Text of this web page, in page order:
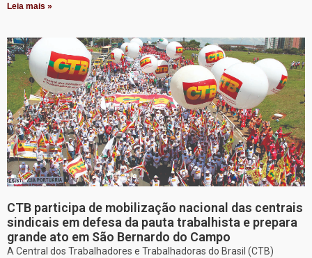
Leia mais »
CTB participa de mobilização nacional das centrais
sindicais em defesa da pauta trabalhista e prepara
grande ato em São Bernardo do Campo
A Central dos Trabalhadores e Trabalhadoras do Brasil (CTB)